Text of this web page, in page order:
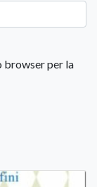
browser per la